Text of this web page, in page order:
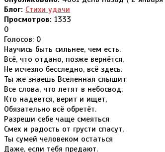
Блог: Стихи удачи
Просмотров: 1333
0
Голосов: 0
Научись быть сильнее, чем есть.
Всё, что отдано, позже вернётся,
Не исчезло бесследно, всё здесь.
Ты же знаешь Вселенная слышит
Все слова, что летят в небосвод,
Кто надеется, верит и ищет,
Обязательно всё обретёт.
Разреши себе чаще смеяться
Смех и радость от грусти спасут,
Ты сумей человеком остаться
Даже, если тебя предают.